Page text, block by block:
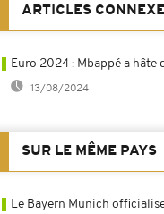
ARTICLES
Euro 2024 : Mbappé a hâte
13/08/2024
SUR LE MÊME PAYS
Le Bayern Munich